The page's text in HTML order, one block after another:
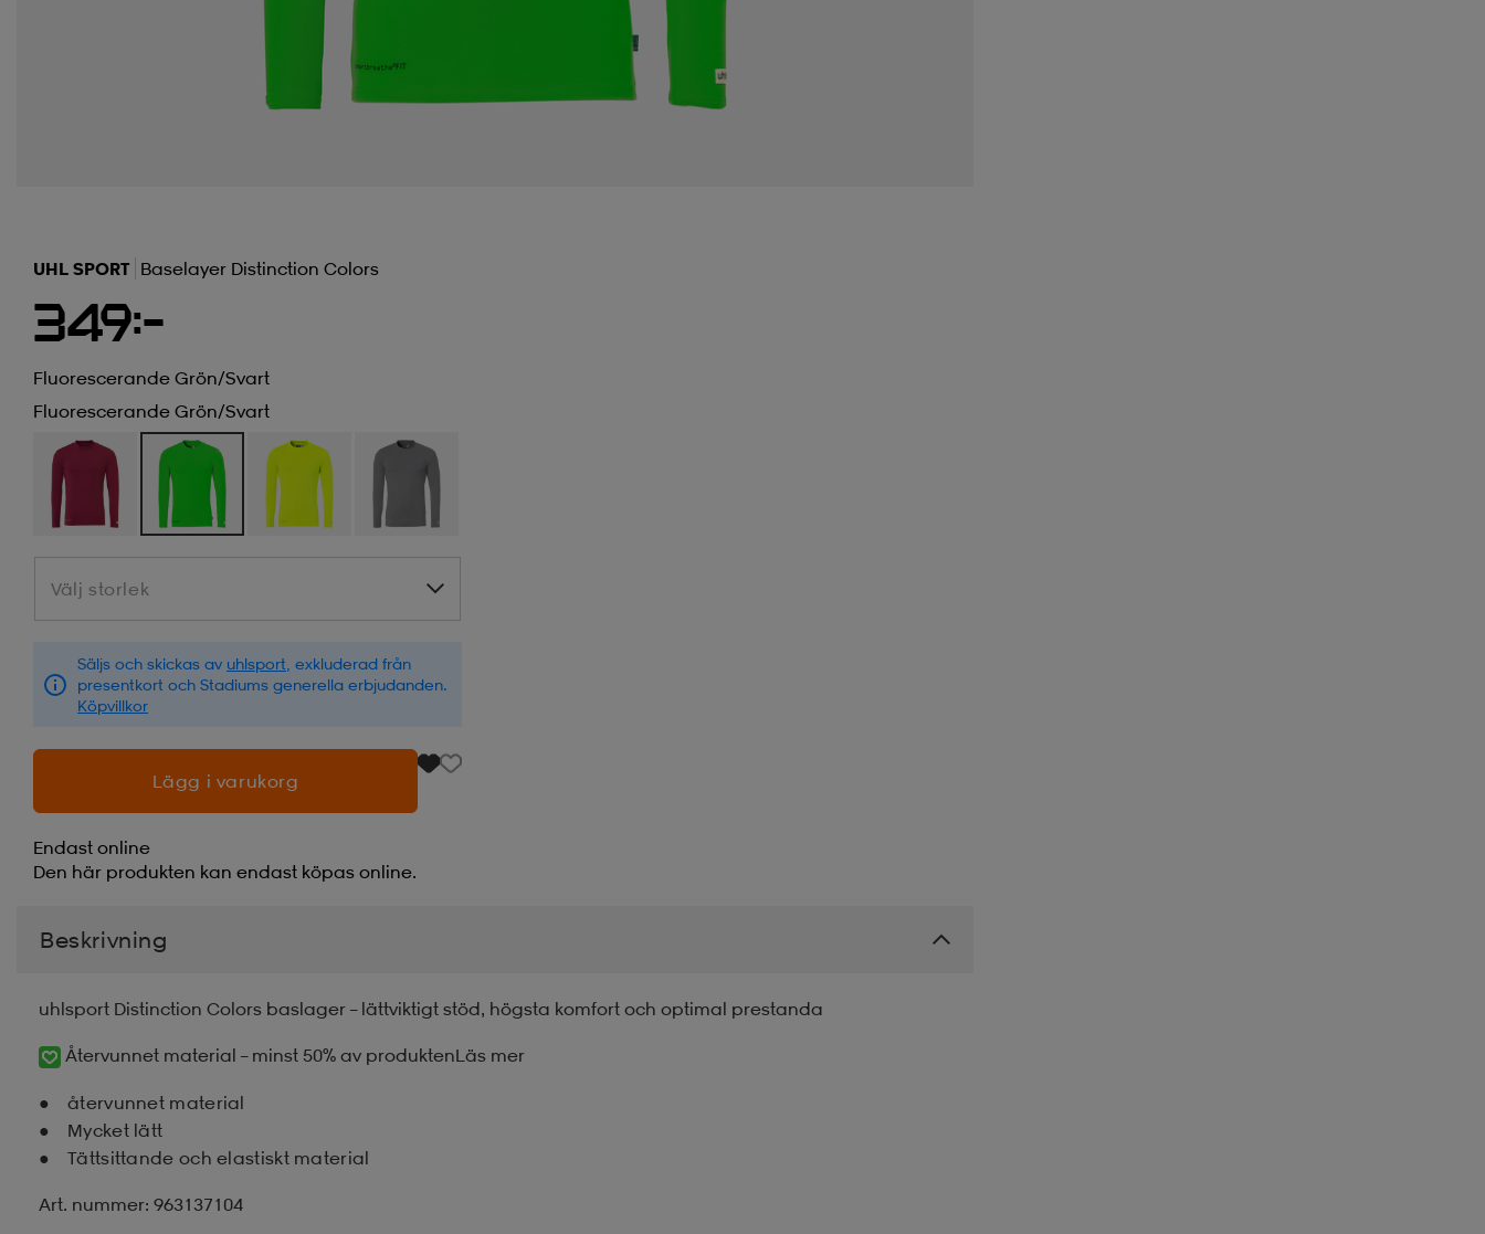
UHL SPORT Baselayer Distinction Colors
349:-
Fluorescerande Grön/svart
Fluorescerande Grön/svart
Välj storlek
Välj storlek
Säljs och skickas av uhlsport , exkluderad från
presentkort och Stadiums generella erbjudanden.
Köpvillkor
Lägg i varukorg
Endast online
Den här produkten kan endast köpas online.
Beskrivning
uhlsport Distinction Colors baslager – lättviktigt stöd, högsta komfort och optimal prestanda
Återvunnet material – minst 50% av produktenLäs mer
återvunnet material
Mycket lätt
Tättsittande och elastiskt material
Art. nummer: 963137104